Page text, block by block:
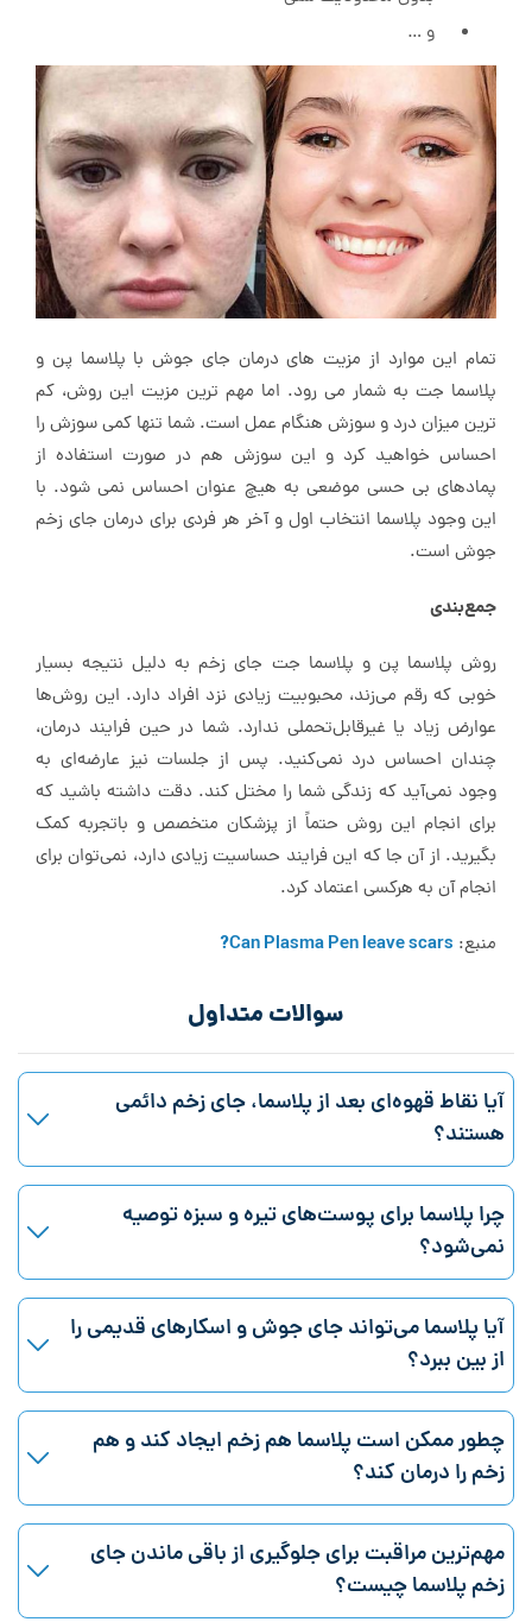
و …
تمام این موارد از مزیت های درمان جای جوش با پلاسما پن و
پلاسما جت به شمار می رود. اما مهم ترین مزیت این روش، کم
ترین میزان درد و سوزش هنگام عمل است. شما تنها کمی سوزش را
احساس خواهید کرد و این سوزش هم در صورت استفاده از
پمادهای بی حسی موضعی به هیچ عنوان احساس نمی شود. با
این وجود پلاسما انتخاب اول و آخر هر فردی برای درمان جای زخم
جوش است.
جمع‌بندی
روش پلاسما پن و پلاسما جت جای زخم به دلیل نتیجه بسیار
خوبی که رقم می‌زند، محبوبیت زیادی نزد افراد دارد. این روش‌ها
عوارض زیاد یا غیرقابل‌تحملی ندارد. شما در حین فرایند درمان،
چندان احساس درد نمی‌کنید. پس از جلسات نیز عارضه‌ای به
وجود نمی‌آید که زندگی شما را مختل کند. دقت داشته باشید که
برای انجام این روش حتماً از پزشکان متخصص و باتجربه کمک
بگیرید. از آن جا که این فرایند حساسیت زیادی دارد، نمی‌توان برای
انجام آن به هرکسی اعتماد کرد.
منبع: Can Plasma Pen leave scars?
سوالات متداول
آیا نقاط قهوه‌ای بعد از پلاسما، جای زخم دائمی
هستند؟
چرا پلاسما برای پوست‌های تیره و سبزه توصیه
نمی‌شود؟
آیا پلاسما می‌تواند جای جوش و اسکارهای قدیمی را
از بین ببرد؟
چطور ممکن است پلاسما هم زخم ایجاد کند و هم
زخم را درمان کند؟
مهم‌ترین مراقبت برای جلوگیری از باقی ماندن جای
زخم پلاسما چیست؟